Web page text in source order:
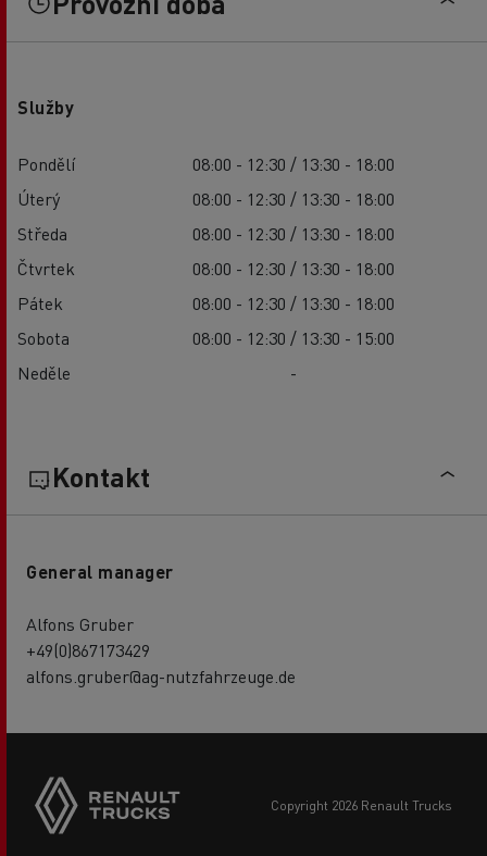
Služby
Pondělí
08:00 - 12:30 / 13:30 - 18:00
Úterý
08:00 - 12:30 / 13:30 - 18:00
Středa
08:00 - 12:30 / 13:30 - 18:00
Čtvrtek
08:00 - 12:30 / 13:30 - 18:00
Pátek
08:00 - 12:30 / 13:30 - 18:00
Sobota
08:00 - 12:30 / 13:30 - 15:00
Neděle
-
Kontakt
General manager
Alfons Gruber
+49(0)867173429
alfons.gruber@ag-nutzfahrzeuge.de
copyright 2026 Renault Trucks